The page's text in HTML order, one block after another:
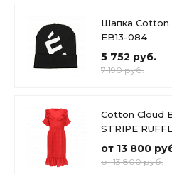
Шапка Cotton
EB13-084
5 752 руб.
7 190 руб.
Cotton Cloud
STRIPE
от 13 800
от 13 800 руб.